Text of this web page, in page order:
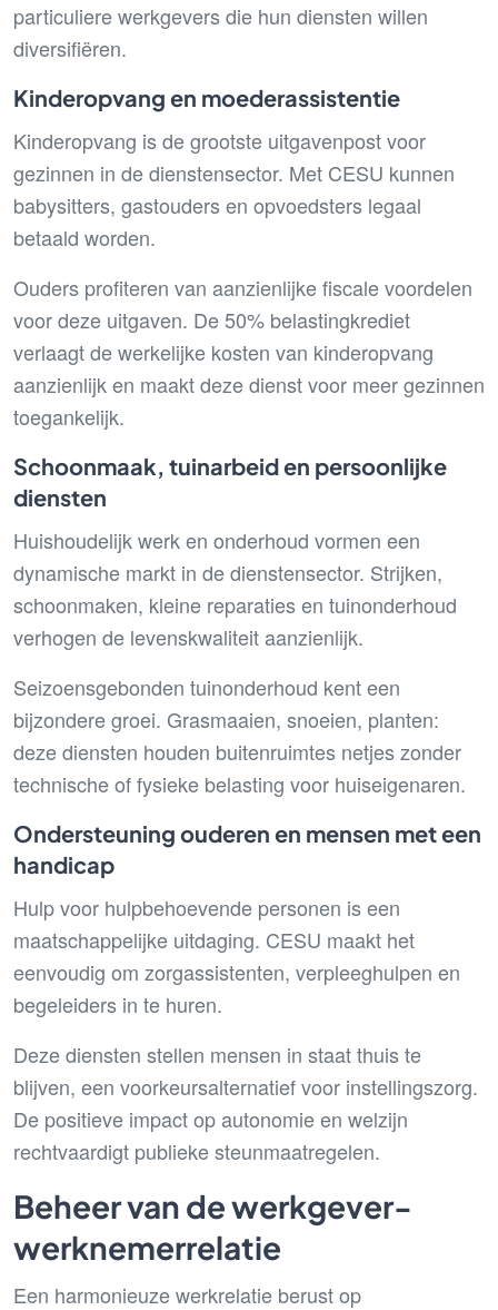
particuliere werkgevers die hun diensten willen
diversifiëren.
Kinderopvang en moederassistentie
Kinderopvang is de grootste uitgavenpost voor
gezinnen in de dienstensector. Met CESU kunnen
babysitters, gastouders en opvoedsters legaal
betaald worden.
Ouders profiteren van aanzienlijke fiscale voordelen
voor deze uitgaven. De 50% belastingkrediet
verlaagt de werkelijke kosten van kinderopvang
aanzienlijk en maakt deze dienst voor meer gezinnen
toegankelijk.
Schoonmaak, tuinarbeid en persoonlijke
diensten
Huishoudelijk werk en onderhoud vormen een
dynamische markt in de dienstensector. Strijken,
schoonmaken, kleine reparaties en tuinonderhoud
verhogen de levenskwaliteit aanzienlijk.
Seizoensgebonden tuinonderhoud kent een
bijzondere groei. Grasmaaien, snoeien, planten:
deze diensten houden buitenruimtes netjes zonder
technische of fysieke belasting voor huiseigenaren.
Ondersteuning ouderen en mensen met een
handicap
Hulp voor hulpbehoevende personen is een
maatschappelijke uitdaging. CESU maakt het
eenvoudig om zorgassistenten, verpleeghulpen en
begeleiders in te huren.
Deze diensten stellen mensen in staat thuis te
blijven, een voorkeursalternatief voor instellingszorg.
De positieve impact op autonomie en welzijn
rechtvaardigt publieke steunmaatregelen.
Beheer van de werkgever-
werknemerrelatie
Een harmonieuze werkrelatie berust op